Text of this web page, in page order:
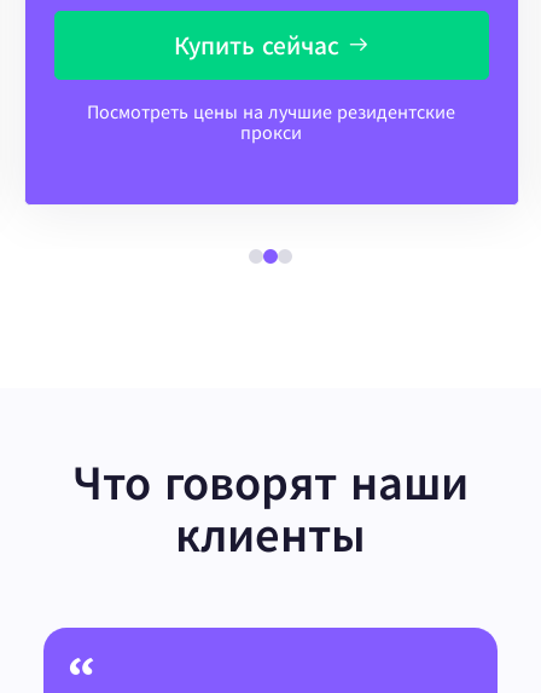
Купить сейчас
Посмотреть цены на лучшие резидентские
прокси
Что говорят наши
клиенты